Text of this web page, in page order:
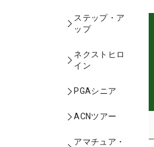
ステップ・ア
ップ
ネクストヒロ
イン
PGAシニア
ACNツアー
アマチュア・